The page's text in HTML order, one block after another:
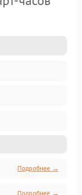
Подробнее →
Подробнее →